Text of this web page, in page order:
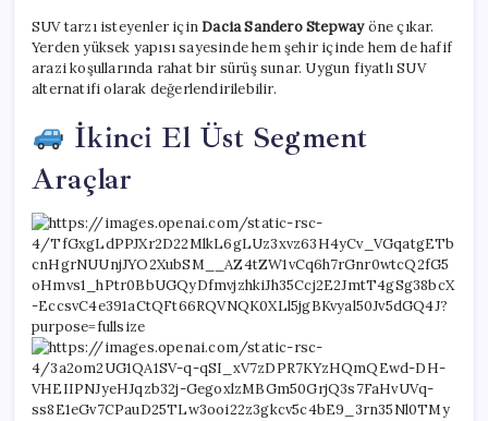
SUV tarzı isteyenler içinDacia Sandero Stepwayöne çıkar.
Yerden yüksek yapısı sayesinde hem şehir içinde hem de hafif
arazi koşullarında rahat bir sürüş sunar. Uygun fiyatlı SUV
alternatifi olarak değerlendirilebilir.
İkinci El Üst Segment
Araçlar